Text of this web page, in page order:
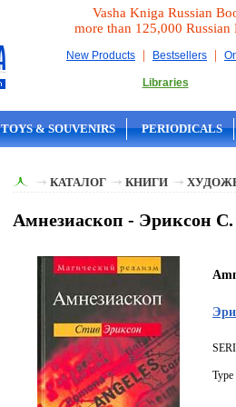
Vasha Kniga Russian
more than 125,000 Russian
New Products | Bestsellers |
Libraries
TOYS & SOUVENIRS PERIODICALS
КАТАЛОГ КНИГИ
Амнезиаскоп - Эриксон С.
Type